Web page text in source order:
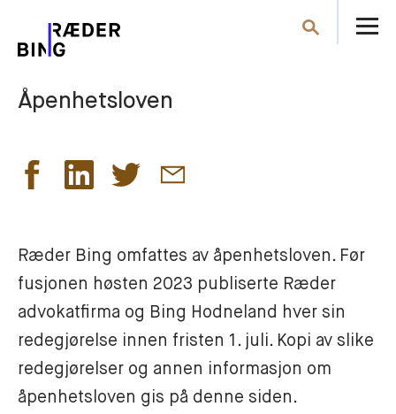
Søk
Åpenhetsloven
Ræder Bing omfattes av åpenhetsloven. Før
fusjonen høsten 2023 publiserte Ræder
advokatfirma og Bing Hodneland hver sin
redegjørelse innen fristen 1. juli. Kopi av slike
redegjørelser og annen informasjon om
åpenhetsloven gis på denne siden.